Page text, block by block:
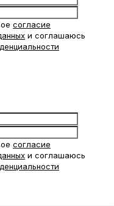
согласие
и соглашаюсь
согласие
и соглашаюсь